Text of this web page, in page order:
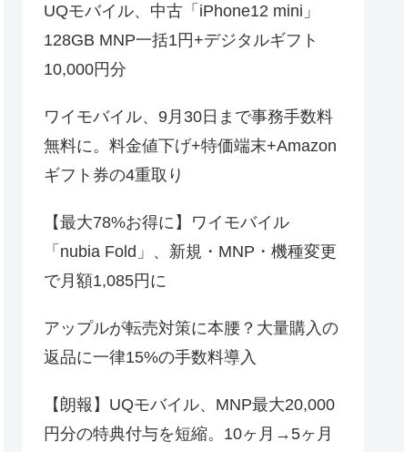
UQモバイル、中古「iPhone12 mini」
128GB MNP一括1円+デジタルギフト
10,000円分
ワイモバイル、9月30日まで事務手数料
無料に。料金値下げ+特価端末+Amazon
ギフト券の4重取り
【最大78%お得に】ワイモバイル
「nubia Fold」、新規・MNP・機種変更
で月額1,085円に
アップルが転売対策に本腰？大量購入の
返品に一律15%の手数料導入
【朗報】UQモバイル、MNP最大20,000
円分の特典付与を短縮。10ヶ月→5ヶ月